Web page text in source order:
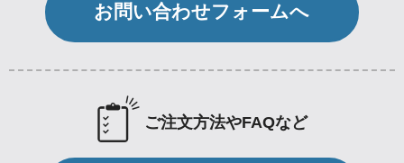
お問い合わせフォームへ
ご注文方法やFAQなど